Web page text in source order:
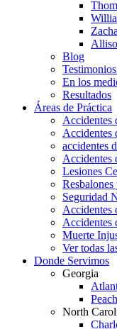
Blog
En los
Resultados
Áreas de Práctica
Accidentes
Accidentes
accidentes
Accidentes
Lesiones
Seguridad
Accidentes
Accidentes
Muerte
Ver todas
Donde Servimos
Georgia
North